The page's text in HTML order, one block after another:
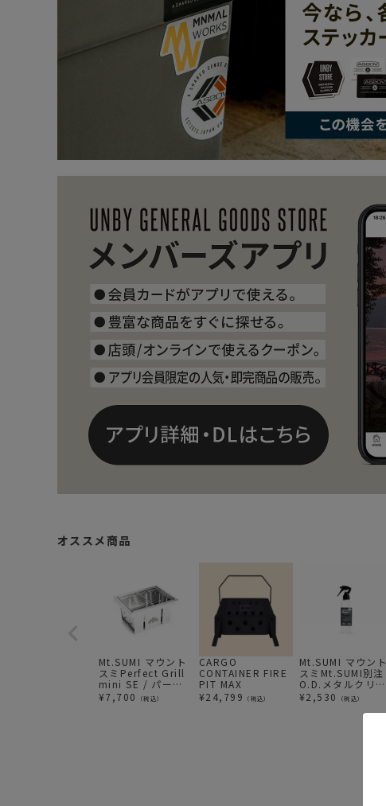
オススメ商品
Mt.SUMI マウント
スミPerfect Grill
mini SE / パーフ
ェクトグリル ミニ
¥7,700 （税込）
CARGO
CONTAINER FIRE
PIT MAX
¥24,799 （税込）
Mt.SUMI マウント
スミMt.SUMI別注
O.D.メタルクリー
ナー プラス
¥2,530 （税込）